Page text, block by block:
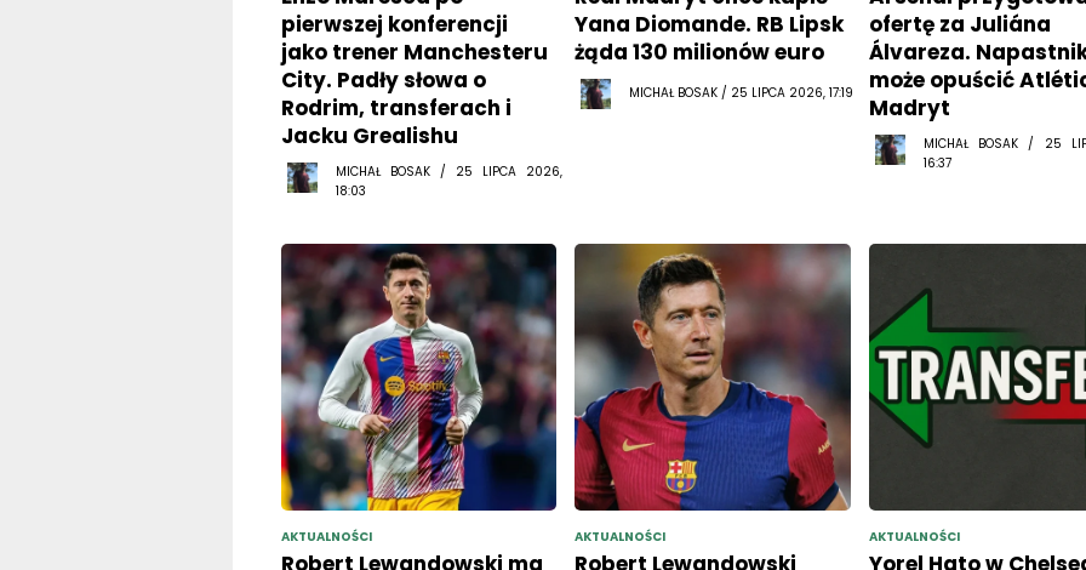
pierwszej konferencji
jako trener Manchesteru
City. Padły słowa o
Rodrim, transferach i
Jacku Grealishu
MICHAŁ BOSAK / 25 LIPCA 2026,
18:03
Yana Diomande. RB Lipsk
żąda 130 milionów euro
MICHAŁ BOSAK / 25 LIPCA 2026, 17:19
ofertę za Juliána
Álvareza.
może opuścić
Madryt
MICHAŁ BOSAK / 25
16:37
AKTUALNOŚCI
Robert Lewandowski ma
AKTUALNOŚCI
Robert Lewandowski
AKTUALNOŚCI
Yorel Hato w